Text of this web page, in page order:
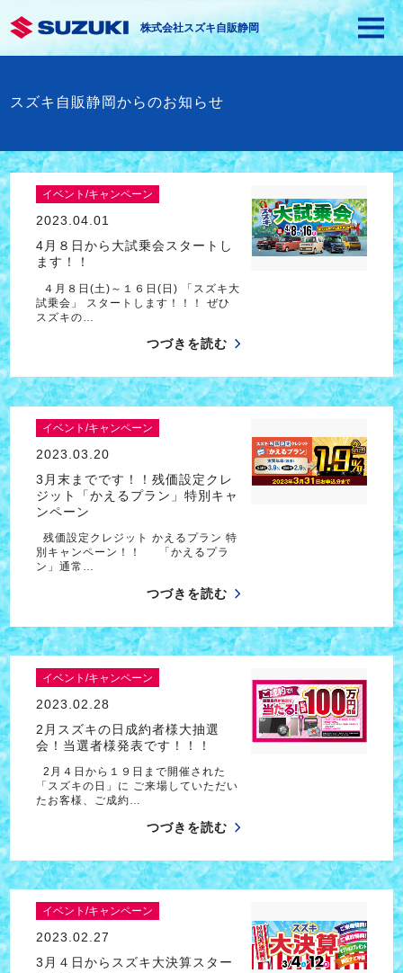
株式会社スズキ自販静岡
スズキ自販静岡からのお知らせ
イベント/キャンペーン
2023.04.01
4月８日から大試乗会スタートし
ます！！
４月８日(土)～１６日(日) 「スズキ大
試乗会」 スタートします！！！ ぜひ
スズキの…
つづきを読む
イベント/キャンペーン
2023.03.20
3月末までです！！残価設定クレ
ジット「かえるプラン」特別キャ
ンペーン
残価設定クレジット かえるプラン 特
別キャンペーン！！ 「かえるプラ
ン」通常…
つづきを読む
イベント/キャンペーン
2023.02.28
2月スズキの日成約者様大抽選
会！当選者様発表です！！！
2月４日から１９日まで開催された
「スズキの日」に ご来場していただい
たお客様、ご成約…
つづきを読む
イベント/キャンペーン
2023.02.27
3月４日からスズキ大決算スター